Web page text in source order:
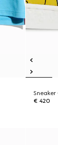
Sneaker
€ 420